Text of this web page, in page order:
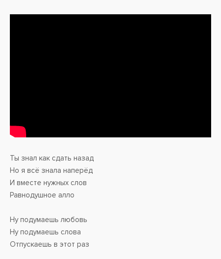
Ты знал как сдать назад
Но я всё знала наперёд
И вместе нужных слов
Равнодушное алло
Ну подумаешь любовь
Ну подумаешь слова
Отпускаешь в этот раз